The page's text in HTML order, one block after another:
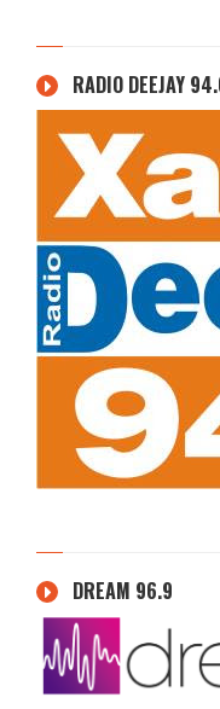
RADIO DEEJAY
DREAM 96.9